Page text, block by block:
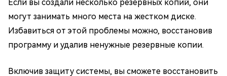
Если вы создали несколько резервных копий, они
могут занимать много места на жестком диске.
Избавиться от этой проблемы можно, восстановив
программу и удалив ненужные резервные копии.
Включив защиту системы, вы сможете восстановить